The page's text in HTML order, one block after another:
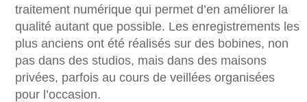
traitement numérique qui permet d’en améliorer la
qualité autant que possible. Les enregistrements les
plus anciens ont été réalisés sur des bobines, non
pas dans des studios, mais dans des maisons
privées, parfois au cours de veillées organisées
pour l’occasion.